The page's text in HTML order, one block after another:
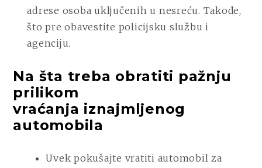
adrese osoba uključenih u nesreću. Takođe,
što pre obavestite policijsku službu i
agenciju.
Na šta treba obratiti pažnju
prilikom
vraćanja iznajmljenog
automobila
Uvek pokušajte vratiti automobil za